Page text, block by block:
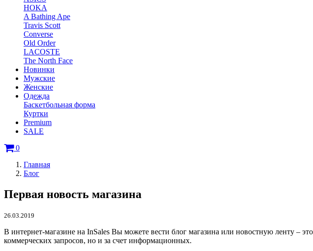
HOKA
A Bathing Ape
Travis Scott
Converse
Old Order
LACOSTE
The North Face
Новинки
Мужские
Женские
Одежда
Баскетбольная форма
Куртки
Premium
SALE
0
Главная
Блог
Первая новость магазина
26.03.2019
В интернет-магазине на InSales Вы можете вести блог магазина или новостную ленту –
коммерческих запросов, но и за счет информационных.